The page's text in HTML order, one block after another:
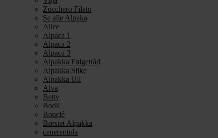
Zucchero Filato
Se alle Alpaka
Alice
Alpaca 1
Alpaca 2
Alpaca 3
Alpakka Følgetråd
Alpakka Silke
Alpakka Ull
Alva
Betty
Bodil
Bouclé
Børstet Alpakka
cenerentola